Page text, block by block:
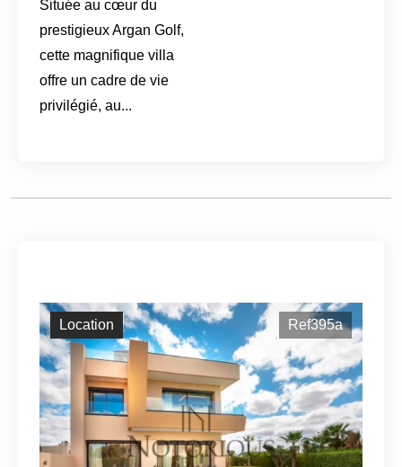
Située au cœur du
prestigieux Argan Golf,
cette magnifique villa
offre un cadre de vie
privilégié, au...
Location Ref395a